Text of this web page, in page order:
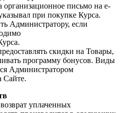
организационное письмо на e-
при покупке Курса.
Администратору, если
скидки на Товары,
программу бонусов. Виды
Администратором
Сайте.
уплаченных